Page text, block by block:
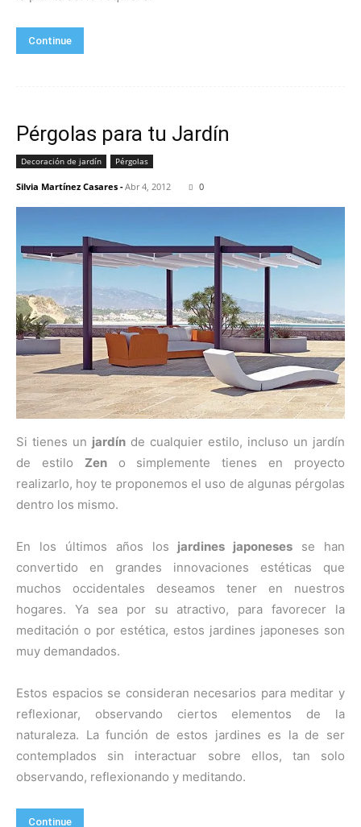
Continue
Pérgolas para tu Jardín
Decoración de jardín Pérgolas
Silvia Martínez Casares -Abr 4, 2012 0
Si tienes un jardín de cualquier estilo, incluso un jardín
de estilo Zeno simplemente tienes en proyecto
realizarlo, hoy te proponemos el uso de algunas pérgolas
dentro los mismo.
En los últimos años los jardines japoneses se han
convertido en grandes innovaciones estéticas que
muchos occidentales deseamos tener en nuestros
hogares. Ya sea por su atractivo, para favorecer la
meditación o por estética, estos jardines japoneses son
muy demandados.
Estos espacios se consideran necesarios para meditar y
reflexionar, observando ciertos elementos de la
naturaleza. La función de estos jardines es la de ser
contemplados sin interactuar sobre ellos, tan solo
observando, reflexionando y meditando.
Continue